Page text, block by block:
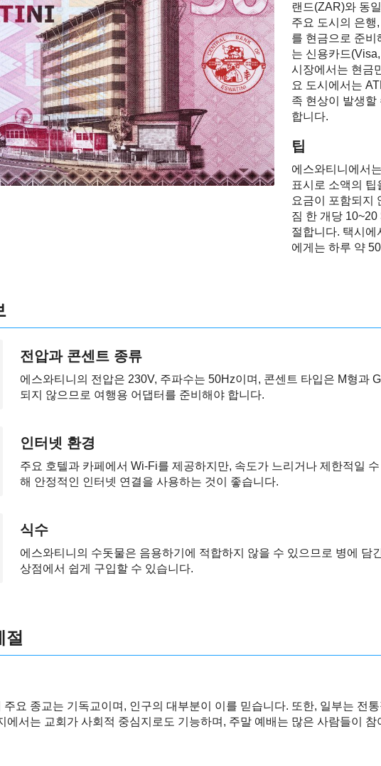
랜드(ZAR)와 동
주요 도시의 은행
를 현금으로 준비
는 신용카드
시장에서는 현금
요 도시에서는
족 현상이 발생할
합니다.
팁
에스와티니에서
표시로 소액의
요금이 포함되지
짐 한 개당
절합니다. 택시에
에게는 하루 약
전압과 콘센트 종류
에스와티니의 전압은 230V, 주파수는 50Hz이며, 콘센트 타입은 M형과
되지 않으므로 여행용 어댑터를 준비해야 합니다.
인터넷 환경
주요 호텔과 카페에서 Wi-Fi를 제공하지만, 속도가 느리거나 제한적일
해 안정적인 인터넷 연결을 사용하는 것이 좋습니다.
식수
에스와티니의 수돗물은 음용하기에 적합하지 않을 수 있으므로 병에
상점에서 쉽게 구입할 수 있습니다.
절
주요 종교는 기독교이며, 인구의 대부분이 이를 믿습니다. 또한, 일부는 전
에서는 교회가 사회적 중심지로도 기능하며, 주말 예배는 많은 사람들이